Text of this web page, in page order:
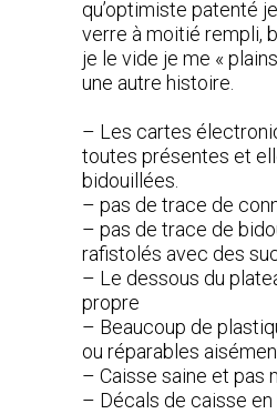
qu’optimiste patenté
verre à moitié rempli,
je le vide je me «
une autre histoire.
– Les cartes
toutes présentes et
bidouillées.
– pas de trace de
– pas de trace de
rafistolés avec des
– Le dessous du
propre
– Beaucoup de
ou réparables
– Caisse saine et pas
– Décals de caisse en